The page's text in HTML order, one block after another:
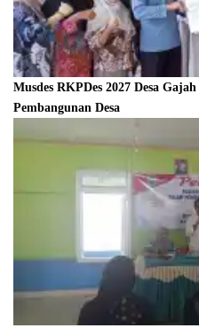
Musdes RKPDes 2027 Desa
Pembangunan Desa